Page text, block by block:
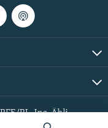
RL, Inc. Ähli